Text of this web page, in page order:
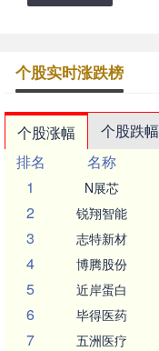
个股实时涨跌榜
个股涨幅 个股跌幅
排名
名称
1
N展芯
2 锐翔智能
3 志特新材
4 博腾股份
5 近岸蛋白
6 毕得医药
7 五洲医疗